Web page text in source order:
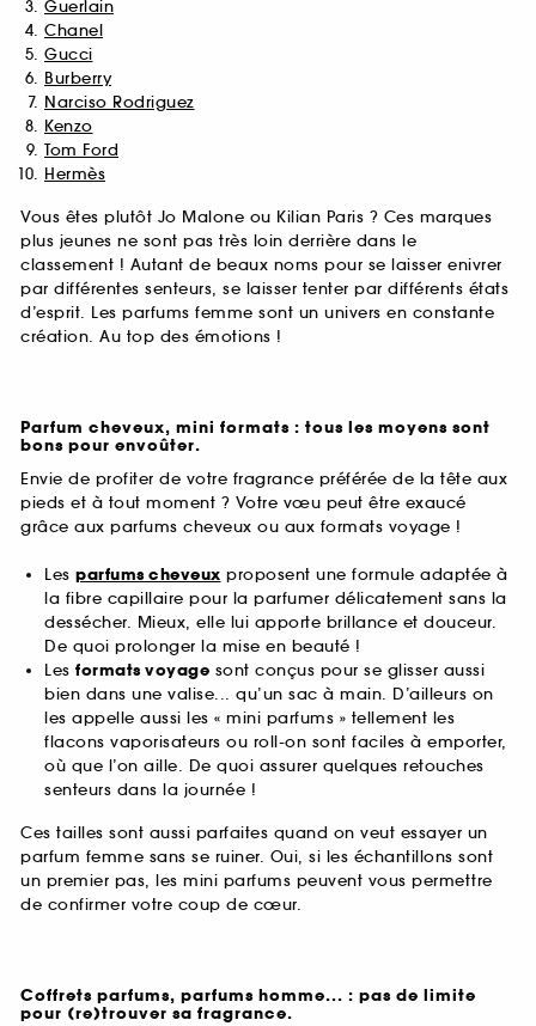
Guerlain
Chanel
Gucci
Burberry
Narciso Rodriguez
Kenzo
Tom Ford
Hermès
Vous êtes plutôt Jo Malone ou Kilian Paris ? Ces marques
plus jeunes ne sont pas très loin derrière dans le
classement ! Autant de beaux noms pour se laisser enivrer
par différentes senteurs, se laisser tenter par différents états
d’esprit. Les parfums femme sont un univers en constante
création. Au top des émotions !
Parfum cheveux, mini formats : tous les moyens sont
bons pour envoûter.
Envie de profiter de votre fragrance préférée de la tête aux
pieds et à tout moment ? Votre vœu peut être exaucé
grâce aux parfums cheveux ou aux formats voyage !
Les parfums cheveux proposent une formule adaptée à
la fibre capillaire pour la parfumer délicatement sans la
dessécher. Mieux, elle lui apporte brillance et douceur.
De quoi prolonger la mise en beauté !
Les formats voyage sont conçus pour se glisser aussi
bien dans une valise... qu’un sac à main. D’ailleurs on
les appelle aussi les « mini parfums » tellement les
flacons vaporisateurs ou roll-on sont faciles à emporter,
où que l’on aille. De quoi assurer quelques retouches
senteurs dans la journée !
Ces tailles sont aussi parfaites quand on veut essayer un
parfum femme sans se ruiner. Oui, si les échantillons sont
un premier pas, les mini parfums peuvent vous permettre
de confirmer votre coup de cœur.
Coffrets parfums, parfums homme... : pas de limite
pour (re)trouver sa fragrance.